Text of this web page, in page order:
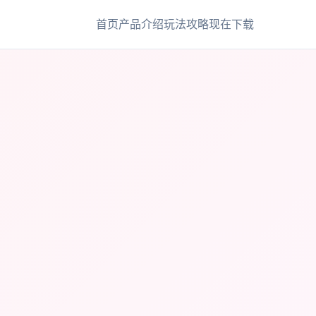
首页产品介绍玩法攻略现在下载